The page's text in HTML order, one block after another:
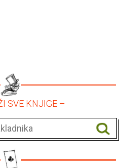
SVE KNJIGE –